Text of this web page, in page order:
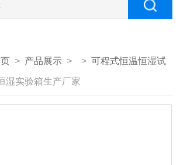
> 产品展示 > >可程式恒温恒湿试
湿实验箱生产厂家